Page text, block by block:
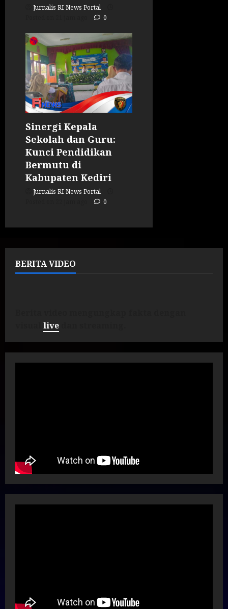
Jurnalis RI News Portal
0
Sinergi Kepala
Sekolah dan Guru:
Kunci Pendidikan
Bermutu di
Kabupaten Kediri
Jurnalis RI News Portal
0
BERITA VIDEO
live